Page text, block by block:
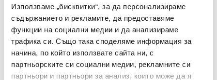
Използваме „бисквитки“, за да персонализираме
съдържанието и рекламите, да предоставяме
функции на социални медии и да анализираме
трафика си. Също така споделяме информация за
начина, по който използвате сайта ни, с
партньорските си социални медии, рекламните си
партньори и партньори за анализ, които може да я
Спестявате:
37,79 €Разлика Редовна цена:
138,04 €
Редовна цена
Спестявате:
48,31 €Разлика